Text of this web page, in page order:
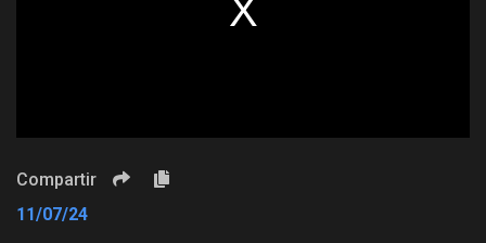
Compartir
11/07/24